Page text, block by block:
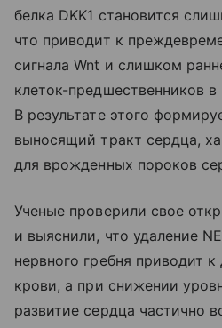
белка DKK1 становится
что приводит к
сигнала Wnt и слишком
клеток-предшественников
В результате этого
выносящий тракт сердца,
для врожденных пороков
Ученые проверили свое
и выяснили, что удаление
нервного гребня приводит
крови, а при снижении
развитие сердца частично